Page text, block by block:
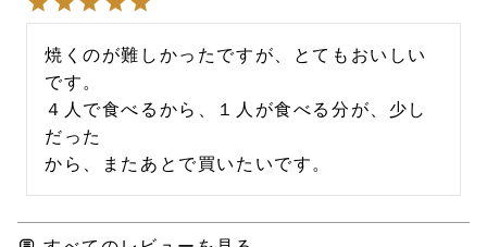
焼くのが難しかったですが、とてもおいしい
です。
４人で食べるから、１人が食べる分が、少し
だった
から、またあとで買いたいです。